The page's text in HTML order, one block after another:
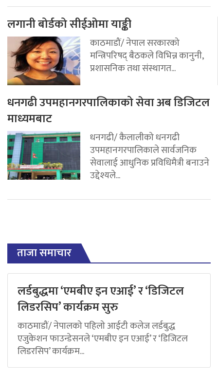
लगानी बोर्डको सीईओमा याङ्की
काठमाडौं/ नेपाल सरकारको
मन्त्रिपरिषद् बैठकले विभिन्न कानुनी,
प्रशासनिक तथा संस्थागत...
धनगढी उपमहानगरपालिकाको सेवा अब डिजिटल
माध्यमबाट
धनगढी/ कैलालीको धनगढी
उपमहानगरपालिकाले सार्वजनिक
सेवालाई आधुनिक प्रविधिमैत्री बनाउने
उद्देश्यले...
ताजा समाचार
लर्डबुद्धमा ‘एमबीए इन एआई’ र ‘डिजिटल
लिडरसिप’ कार्यक्रम सुरु
काठमाडौं/ नेपालको पहिलो आईटी कलेज लर्डबुद्ध
एजुकेशन फाउन्डेसनले ‘एमबीए इन एआई’ र ‘डिजिटल
लिडरसिप’ कार्यक्रम...